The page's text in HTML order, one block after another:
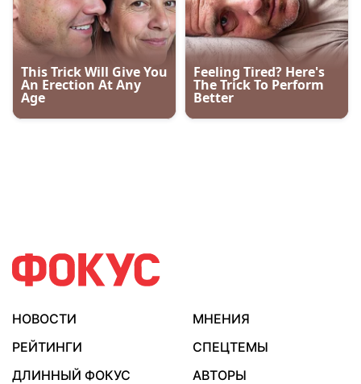
НОВОСТИ
МНЕНИЯ
РЕЙТИНГИ
СПЕЦТЕМЫ
ДЛИННЫЙ ФОКУС
АВТОРЫ